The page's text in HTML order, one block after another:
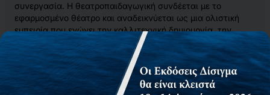
συνεργασία. Η θεατροπαιδαγωγική συνδέεται με το
εφαρμοσμένο θέατρο και αναδεικνύεται ως μια ολιστική
εμπειρία που ενώνει την καλλιτεχνική δημιουργία, την
αισθητική απόλαυση και την παιδαγωγική πράξη. Μέσα από
τη συλλογική διερεύνηση και την ενεργή εμπλοκή, δίνει στα
παιδιά τη δυνατότητα να εκφράζονται ελεύθερα, να
καλλιεργούν κριτική σκέψη και να διαμορφώνουν κοινωνική
συνείδηση.